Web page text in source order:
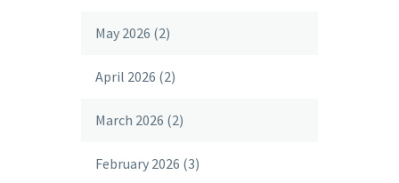
May 2026 (2)
April 2026 (2)
March 2026 (2)
February 2026 (3)